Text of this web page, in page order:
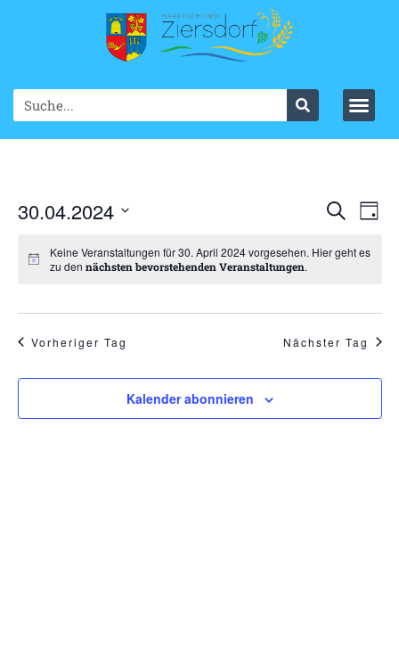
SucheTag
30.04.2024
wählen.Keine Veranstaltungen für 30. April 2024 vorgesehen. Hier geht es
zu den nächsten bevorstehenden Veranstaltungen.
Vorheriger Tag Nächster Tag
Kalender abonnieren